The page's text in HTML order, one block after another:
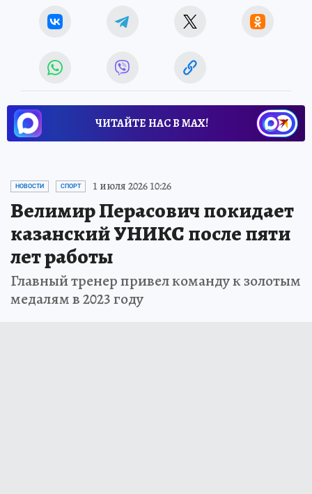
ЧИТАЙТЕ НАС В МАХ!
НОВОСТИ СПОРТ 1 июля 2026 10:26
Велимир Перасович покидает
казанский УНИКС после пяти
лет работы
Главный тренер привел команду к золотым
медалям в 2023 году